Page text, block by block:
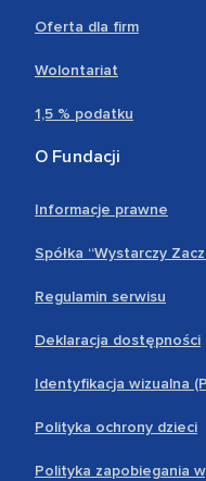
Oferta dla firm
Wolontariat
1,5 % podatku
O Fundacji
Informacje prawne
Spółka “Wystarczy
Regulamin serwisu
Deklaracja dostępności
Identyfikacja wizualna
Polityka ochrony dzieci
Polityka zapobiegania